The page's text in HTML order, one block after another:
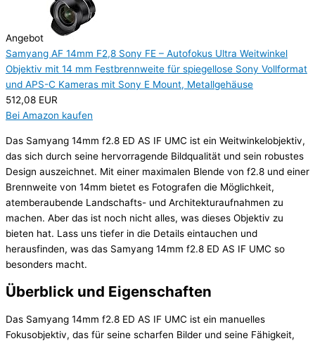
Angebot
Samyang AF 14mm F2,8 Sony FE – Autofokus Ultra Weitwinkel
Objektiv mit 14 mm Festbrennweite für spiegellose Sony Vollformat
und APS-C Kameras mit Sony E Mount, Metallgehäuse
512,08 EUR
Bei Amazon kaufen
Das Samyang 14mm f2.8 ED AS IF UMC ist ein Weitwinkelobjektiv,
das sich durch seine hervorragende Bildqualität und sein robustes
Design auszeichnet. Mit einer maximalen Blende von f2.8 und einer
Brennweite von 14mm bietet es Fotografen die Möglichkeit,
atemberaubende Landschafts- und Architekturaufnahmen zu
machen. Aber das ist noch nicht alles, was dieses Objektiv zu
bieten hat. Lass uns tiefer in die Details eintauchen und
herausfinden, was das Samyang 14mm f2.8 ED AS IF UMC so
besonders macht.
Überblick und Eigenschaften
Das Samyang 14mm f2.8 ED AS IF UMC ist ein manuelles
Fokusobjektiv, das für seine scharfen Bilder und seine Fähigkeit,